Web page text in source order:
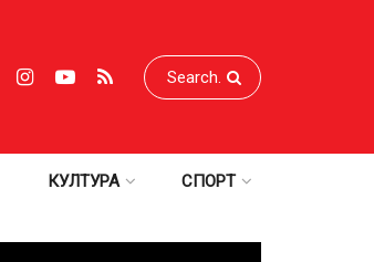
КУЛТУРА СПОРТ